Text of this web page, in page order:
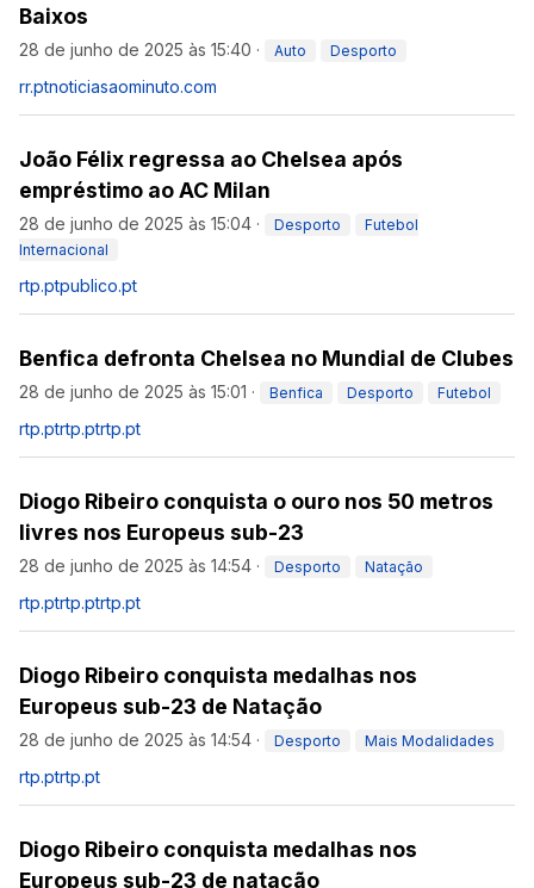
Baixos
28 de junho de 2025 às 15:40 · Auto Desporto
rr.ptnoticiasaominuto.com
João Félix regressa ao Chelsea após
empréstimo ao AC Milan
28 de junho de 2025 às 15:04 · Desporto
Futebol
Internacional
rtp.ptpublico.pt
Benfica defronta Chelsea no Mundial de Clubes
28 de junho de 2025 às 15:01 · Benfica Desporto Futebol
rtp.ptrtp.ptrtp.pt
Diogo Ribeiro conquista o ouro nos 50 metros
livres nos Europeus sub-23
28 de junho de 2025 às 14:54 · Desporto Natação
rtp.ptrtp.ptrtp.pt
Diogo Ribeiro conquista medalhas nos
Europeus sub-23 de Natação
28 de junho de 2025 às 14:54 · Desporto Mais Modalidades
rtp.ptrtp.pt
Diogo Ribeiro conquista medalhas nos
Europeus sub-23 de natação